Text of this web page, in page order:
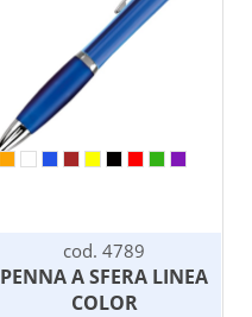
essenziale, queste
penne personalizzate
sono una soluzione
sostenibile per la
vostra comunicazione
orientata all'ecologia.
volte necessario da
tenere a portata di
mano, personalizzata
cod. 4789
PENNA A SFERA LINEA
COLOR